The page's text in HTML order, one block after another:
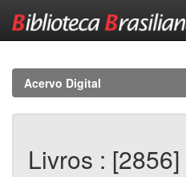
navigationAcervo Digital
Livros : [2856]